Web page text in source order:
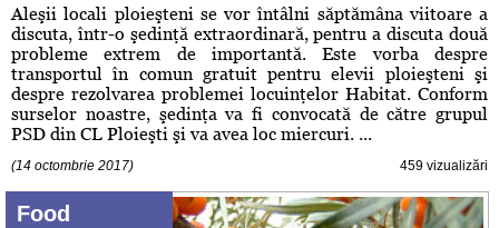
Aleşii locali ploieşteni se vor întâlni săptămâna viitoare a
discuta, într-o şedinţă extraordinară, pentru a discuta două
probleme extrem de importantă. Este vorba despre
transportul în comun gratuit pentru elevii ploieşteni şi
despre rezolvarea problemei locuinţelor Habitat. Conform
surselor noastre, şedinţa va fi convocată de către grupul
PSD din CL Ploieşti şi va avea loc miercuri. ...
(14 octombrie 2017) 459 vizualizări
Food